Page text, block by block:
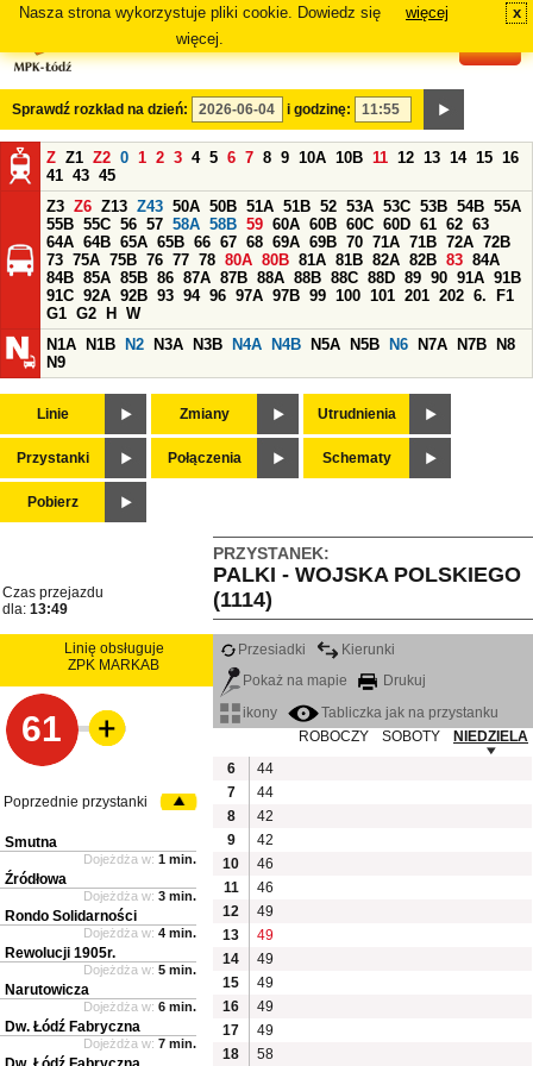
Nasza strona wykorzystuje pliki cookie. Dowiedz się
więcej.
więcej x
Sprawdź rozkład na dzień: i godzinę:
Z Z1 Z2 0 1 2 3 4 5 6 7 8 9 10A 10B 11 12 13 14 15 16
41 43 45
Z3 Z6 Z13 Z43 50A 50B 51A 51B 52 53A 53C 53B 54B 55A
55B 55C 56 57 58A 58B 59 60A 60B 60C 60D 61 62 63
64A 64B 65A 65B 66 67 68 69A 69B 70 71A 71B 72A 72B
73 75A 75B 76 77 78 80A 80B 81A 81B 82A 82B 83 84A
84B 85A 85B 86 87A 87B 88A 88B 88C 88D 89 90 91A 91B
91C 92A 92B 93 94 96 97A 97B 99 100 101 201 202 6.
F1
G1 G2 H
W
N1A
N1B N2 N3A N3B N4A N4B N5A N5B N6 N7A N7B
N8
N9
Linie Zmiany Utrudnienia
Przystanki Połączenia Schematy
Pobierz
PRZYSTANEK:
PALKI - WOJSKA POLSKIEGO
(1114)
Czas przejazdu
dla: 13:49
Linię obsługuje
ZPK MARKAB
61
Przesiadki
Kierunki
Pokaż na mapie
Drukuj
ikony
Tabliczka jak na przystanku
ROBOCZY
SOBOTY
NIEDZIELA
6
44
7
44
8
42
9
42
10
46
11
46
12
49
13
49
14
49
15
49
16
49
17
49
18
58
Poprzednie przystanki
Smutna
Dojeżdża w: 1 min.
Źródłowa
Dojeżdża w: 3 min.
Rondo Solidarności
Dojeżdża w: 4 min.
Rewolucji 1905r.
Dojeżdża w: 5 min.
Narutowicza
Dojeżdża w: 6 min.
Dw. Łódź Fabryczna
Dojeżdża w: 7 min.